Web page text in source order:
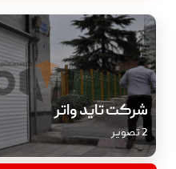
شرکت تاید واتر
2 تصویر